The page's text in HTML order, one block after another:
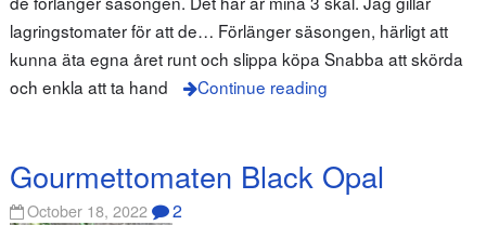
lagringstomater för att de… Förlänger säsongen, härligt att
kunna äta egna året runt och slippa köpa Snabba att skörda
och enkla att ta hand
Continue reading
Gourmettomaten Black Opal
October 18, 2022 2